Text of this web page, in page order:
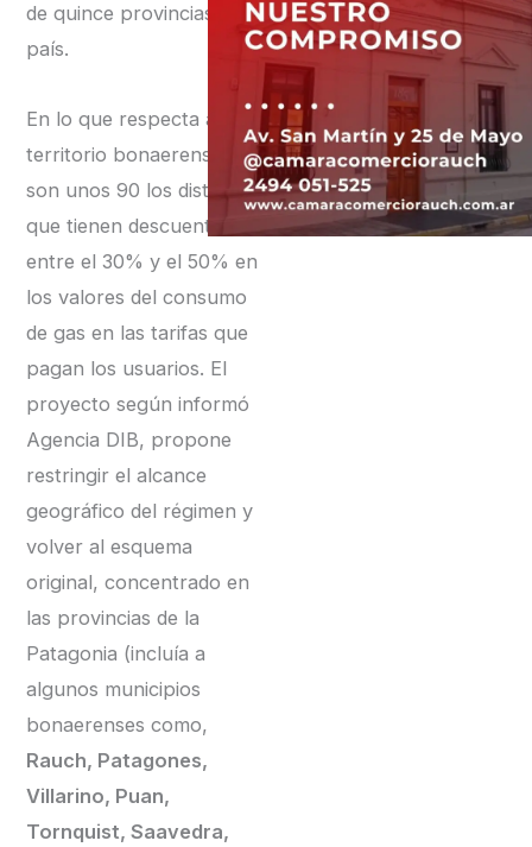
de quince provincias del
país.
En lo que respecta al
territorio bonaerense,
son unos 90 los distritos
que tienen descuentos de
entre el 30% y el 50% en
los valores del consumo
de gas en las tarifas que
pagan los usuarios. El
proyecto según informó
Agencia DIB, propone
restringir el alcance
geográfico del régimen y
volver al esquema
original, concentrado en
las provincias de la
Patagonia (incluía a
algunos municipios
bonaerenses como,
Rauch, Patagones,
Villarino, Puan,
Tornquist, Saavedra,